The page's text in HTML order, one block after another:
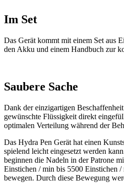
Im Set
Das Gerät kommt mit einem Set aus
den Akku und einem Handbuch zur
Saubere Sache
Dank der einzigartigen
gewünschte Flüssigkeit direkt
optimalen Verteilung während der
Das Hydra Pen Gerät hat einen
spielend leicht eingesetzt werden
beginnen die Nadeln in der Patrone
Einstichen / min bis 5500 Einstichen
bewegen. Durch diese Bewegung